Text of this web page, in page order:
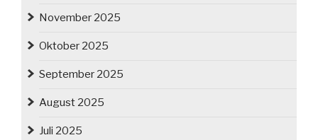
November 2025
Oktober 2025
September 2025
August 2025
Juli 2025